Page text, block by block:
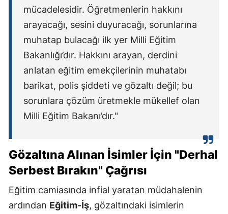
mücadelesidir. Öğretmenlerin hakkını
arayacağı, sesini duyuracağı, sorunlarına
muhatap bulacağı ilk yer Milli Eğitim
Bakanlığı’dır. Hakkını arayan, derdini
anlatan eğitim emekçilerinin muhatabı
barikat, polis şiddeti ve gözaltı değil; bu
sorunlara çözüm üretmekle mükellef olan
Milli Eğitim Bakanı’dır."
Gözaltına Alınan İsimler İçin "Derhal
Serbest Bırakın" Çağrısı
Eğitim camiasında infial yaratan müdahalenin
ardından Eğitim-İş, gözaltındaki isimlerin